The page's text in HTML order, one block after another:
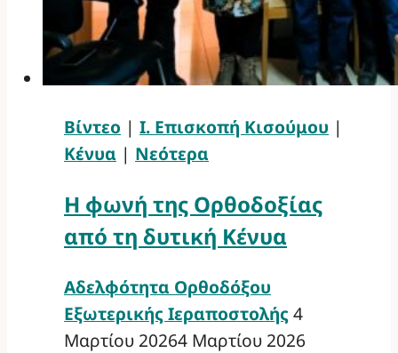
Βίντεο | Ι. Επισκοπή Κισούμου |
Κένυα | Νεότερα
Η φωνή της Ορθοδοξίας
από τη δυτική Κένυα
Αδελφότητα Ορθοδόξου
Εξωτερικής Ιεραποστολής 4
Μαρτίου 20264 Μαρτίου 2026